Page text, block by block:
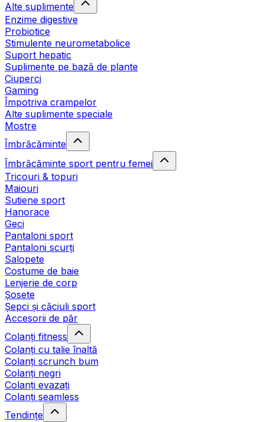
Alte suplimente
Enzime digestive
Probiotice
Stimulente neurometabolice
Suport hepatic
Suplimente pe bază de plante
Ciuperci
Gaming
Împotriva crampelor
Alte suplimente speciale
Mostre
Îmbrăcăminte
Îmbrăcăminte sport pentru femei
Tricouri & topuri
Maiouri
Sutiene sport
Hanorace
Geci
Pantaloni sport
Pantaloni scurți
Salopete
Costume de baie
Lenjerie de corp
Șosete
Șepci și căciuli sport
Accesorii de păr
Colanți fitness
Colanți cu talie înaltă
Colanți scrunch bum
Colanți negri
Colanți evazați
Colanți seamless
Tendințe